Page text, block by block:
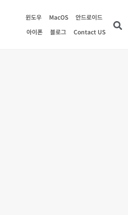
윈도우 MacOS
안드로이드
아이폰
블로그 Contact US